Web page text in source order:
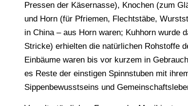
Pressen der Käsernasse), Knochen (zum
und Horn (für Pfriemen, Flechtstäbe,
in China – aus Horn waren; Kuhhorn wurde
Stricke) erhielten die natürlichen Rohstoffe
Einbäume waren bis vor kurzem in
es Reste der einstigen Spinnstuben mit
Sippenbewusstseins und